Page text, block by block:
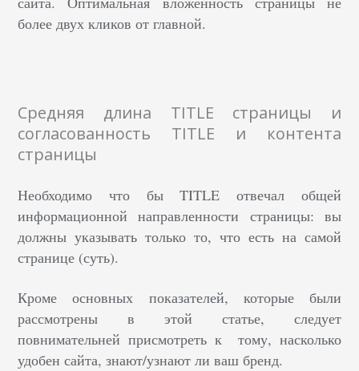
более двух кликов от главной.
Средняя длина TITLE страницы и
согласованность TITLE и контента
страницы
Необходимо что бы TITLE отвечал общей
информационной направленности страницы: вы
должны указывать только то, что есть на самой
странице (суть).
Кроме основных показателей, которые были
рассмотрены в этой статье, следует
повнимательней присмотреть к тому, насколько
удобен сайта, знают/узнают ли ваш бренд.